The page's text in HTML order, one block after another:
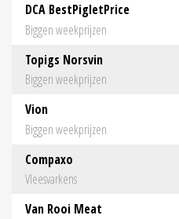
DCA BestPigletPrice
Biggen weekprijzen
Topigs Norsvin
Biggen weekprijzen
Vion
Biggen weekprijzen
Compaxo
Vleesvarkens
Van Rooi Meat